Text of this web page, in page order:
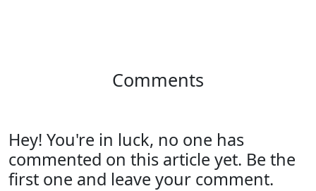
Comments
Hey! You're in luck, no one has
commented on this article yet. Be the
first one and leave your comment.